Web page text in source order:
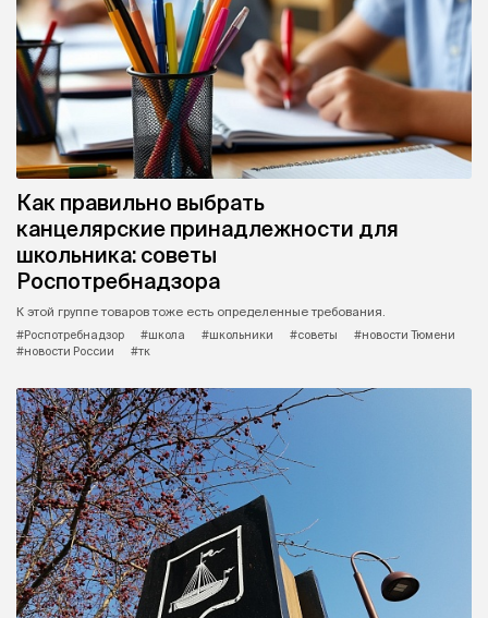
Как правильно выбрать
канцелярские принадлежности для
школьника: советы
Роспотребнадзора
К этой группе товаров тоже есть определенные требования.
#Роспотребнадзор
#школа #школьники #советы
#новости Тюмени
#новости России
#тк